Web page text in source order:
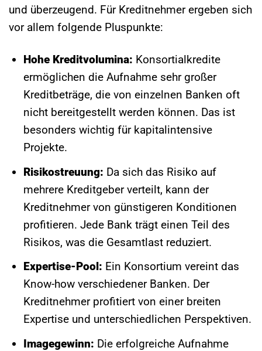
und überzeugend. Für Kreditnehmer ergeben sich
vor allem folgende Pluspunkte:
Hohe Kreditvolumina: Konsortialkredite
ermöglichen die Aufnahme sehr großer
Kreditbeträge, die von einzelnen Banken oft
nicht bereitgestellt werden können. Das ist
besonders wichtig für kapitalintensive
Projekte.
Risikostreuung: Da sich das Risiko auf
mehrere Kreditgeber verteilt, kann der
Kreditnehmer von günstigeren Konditionen
profitieren. Jede Bank trägt einen Teil des
Risikos, was die Gesamtlast reduziert.
Expertise-Pool: Ein Konsortium vereint das
Know-how verschiedener Banken. Der
Kreditnehmer profitiert von einer breiten
Expertise und unterschiedlichen Perspektiven.
Imagegewinn: Die erfolgreiche Aufnahme